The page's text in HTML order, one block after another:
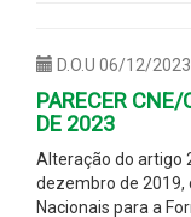
D.O.U 06/12/2023 |
PARECER CNE/
DE 2023
Alteração do artigo
dezembro de 2019,
Nacionais para a